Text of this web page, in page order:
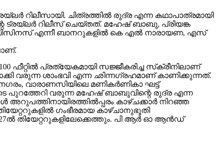
റിലീസായി. ചിത്രത്തിൽ രുദ്ര എന്ന കഥാപാത്രമായി
ട്രയ്ലർ റിലീസ് ചെയ്തത്. മഹേഷ് ബാബു, പ്രിയങ്ക
എന്നീ ബാനറുകളിൽ കെ എൽ നാരായണ, എസ്
ഫീറ്റിൽ പ്രത്യേകമായി സജ്ജീകരിച്ച സ്‌ക്രീനിലാണ്
വരുന്ന ശാംഭവി എന്ന ഛിന്നഗ്രഹമാണ് കാണിക്കുന്നത്.
വാരാണസിയിലെ മണികര്‍ണികാ ഘട്ട്
പുറത്തേറി വരുന്ന മഹേഷ് ബാബുവിന്റെ രുദ്ര എന്ന
കാഴ്ചക്കാർ നിറഞ്ഞ
ഗംഭീരമായ കാഴ്ചാനുഭൂതി
തിയേറ്ററുകളിലേക്കെത്തും. പി ആർ ഓ ആൻഡ്